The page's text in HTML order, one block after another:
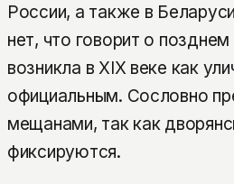
России, а также в
нет, что говорит о
возникла в XIX веке как
официальным. Сословно
мещанами, так как
фиксируются.